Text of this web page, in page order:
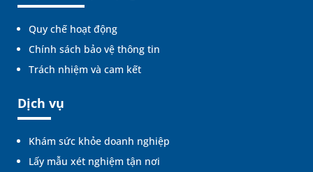
Quy chế hoạt động
Chính sách bảo vệ thông tin
Trách nhiệm và cam kết
Dịch vụ
Khám sức khỏe doanh nghiệp
Lấy mẫu xét nghiệm tận nơi